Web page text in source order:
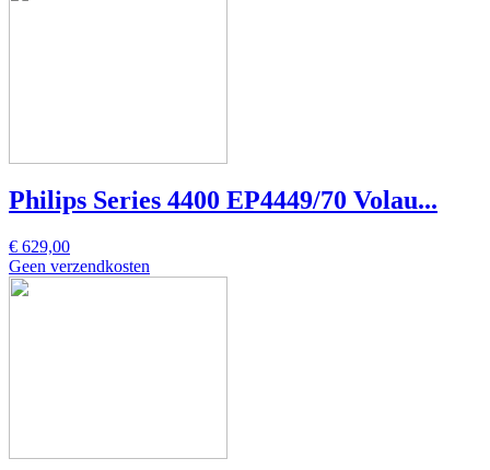
Philips Series 4400 EP4449/70 Volau...
€ 629,00
Geen verzendkosten